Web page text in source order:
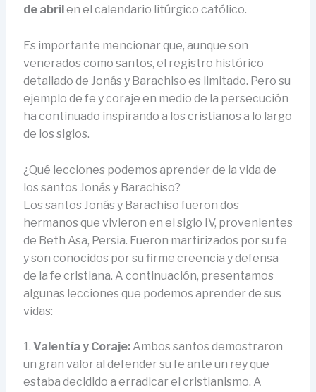
de abril en el calendario litúrgico católico.
Es importante mencionar que, aunque son
venerados como santos, el registro histórico
detallado de Jonás y Barachiso es limitado. Pero su
ejemplo de fe y coraje en medio de la persecución
ha continuado inspirando a los cristianos a lo largo
de los siglos.
¿Qué lecciones podemos aprender de la vida de
los santos Jonás y Barachiso?
Los santos Jonás y Barachiso fueron dos
hermanos que vivieron en el siglo IV, provenientes
de Beth Asa, Persia. Fueron martirizados por su fe
y son conocidos por su firme creencia y defensa
de la fe cristiana. A continuación, presentamos
algunas lecciones que podemos aprender de sus
vidas:
1. Valentía y Coraje:Ambos santos demostraron
un gran valor al defender su fe ante un rey que
estaba decidido a erradicar el cristianismo. A